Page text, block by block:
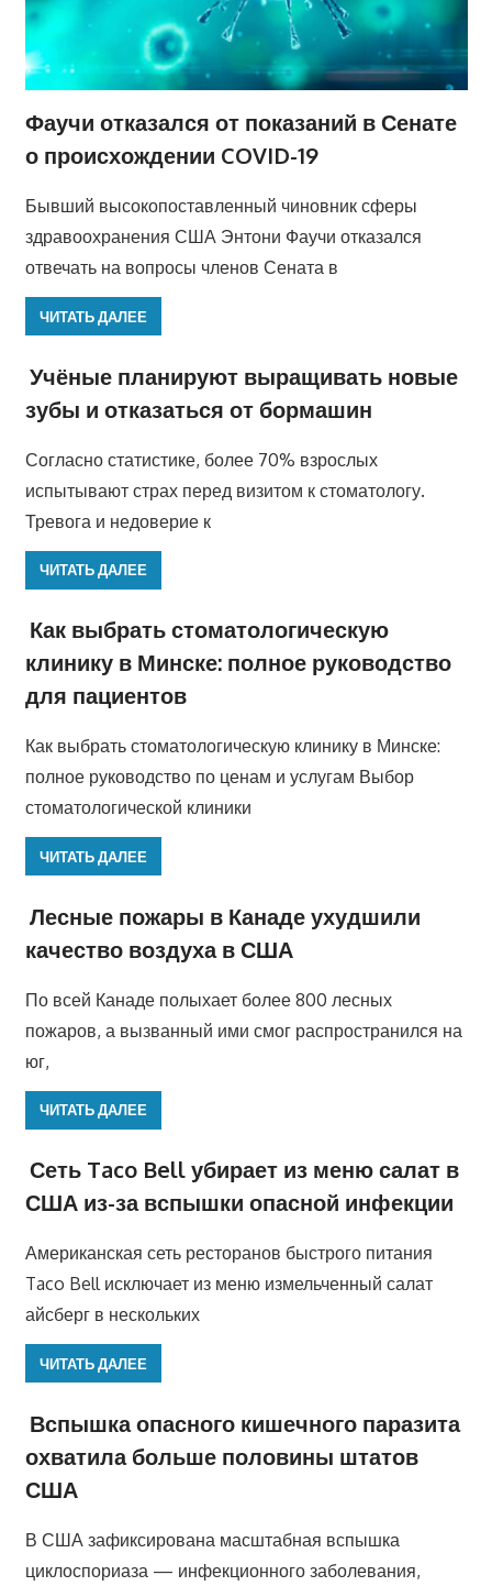
Фаучи отказался от показаний в Сенате
о происхождении COVID-19
Бывший высокопоставленный чиновник сферы
здравоохранения США Энтони Фаучи отказался
отвечать на вопросы членов Сената в
ЧИТАТЬ ДАЛЕЕ
Учёные планируют выращивать новые
зубы и отказаться от бормашин
Согласно статистике, более 70% взрослых
испытывают страх перед визитом к стоматологу.
Тревога и недоверие к
ЧИТАТЬ ДАЛЕЕ
Как выбрать стоматологическую
клинику в Минске: полное руководство
для пациентов
Как выбрать стоматологическую клинику в Минске:
полное руководство по ценам и услугам Выбор
стоматологической клиники
ЧИТАТЬ ДАЛЕЕ
Лесные пожары в Канаде ухудшили
качество воздуха в США
По всей Канаде полыхает более 800 лесных
пожаров, а вызванный ими смог распространился на
юг,
ЧИТАТЬ ДАЛЕЕ
Сеть Taco Bell убирает из меню салат в
США из-за вспышки опасной инфекции
Американская сеть ресторанов быстрого питания
Taco Bell исключает из меню измельченный салат
айсберг в нескольких
ЧИТАТЬ ДАЛЕЕ
Вспышка опасного кишечного паразита
охватила больше половины штатов
США
В США зафиксирована масштабная вспышка
циклоспориаза — инфекционного заболевания,